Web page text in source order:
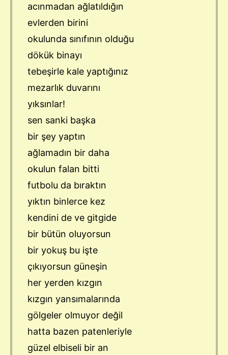
acınmadan ağlatıldığın
evlerden birini
okulunda sınıfının olduğu
dökük binayı
tebeşirle kale yaptığınız
mezarlık duvarını
yıksınlar!
sen sanki başka
bir şey yaptın
ağlamadın bir daha
okulun falan bitti
futbolu da bıraktın
yıktın binlerce kez
kendini de ve gitgide
bir bütün oluyorsun
bir yokuş bu işte
çıkıyorsun güneşin
her yerden kızgın
kızgın yansımalarında
gölgeler olmuyor değil
hatta bazen patenleriyle
güzel elbiseli bir an